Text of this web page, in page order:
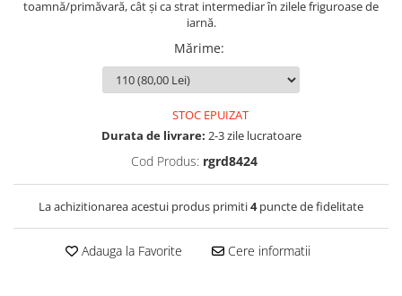
toamnă/primăvară, cât și ca strat intermediar în zilele friguroase de
iarnă.
Mărime:
STOC EPUIZAT
Durata de livrare: 2-3 zile lucratoare
Cod Produs: rgrd8424
La achizitionarea acestui produs primiti4puncte de fidelitate
Adauga la Favorite Cere informatii